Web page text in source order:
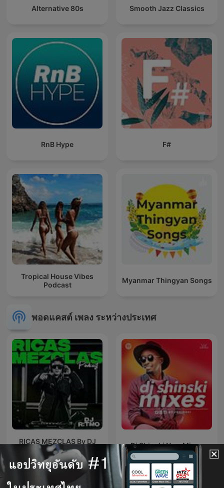
Alternative 80s Smooth Jazz Classics
RnB Hype F#
Tropical House Vibes
Podcast
Myanmar Thingyan Songs
พอดแคสต์ เพลง ระหว่างประเทศ
RICAS MEZCLAS By DJ
RITMO
Dj Shinski New Mixes